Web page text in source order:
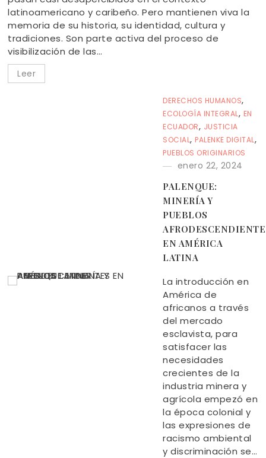
latinoamericano y caribeño. Pero mantienen viva la
memoria de su historia, su identidad, cultura y
tradiciones. Son parte activa del proceso de
visibilización de las…
Leer
DERECHOS HUMANOS,
ECOLOGÍA INTEGRAL, EN
ECUADOR, JUSTICIA
SOCIAL, PALENKE DIGITAL,
PUEBLOS ORIGINARIOS
enero 22, 2024
PALENQUE:
MINERÍA Y
PUEBLOS
EN AMÉRICA
LATINA
La introducción en
América de
africanos a través
del mercado
esclavista, para
satisfacer las
necesidades
crecientes de la
industria minera y
agrícola empezó en
la época colonial y
las expresiones de
racismo ambiental
y discriminación se…